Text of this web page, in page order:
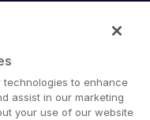
software and
that enable
corporate
technologies to enhance
assist in our marketing
your use of our website